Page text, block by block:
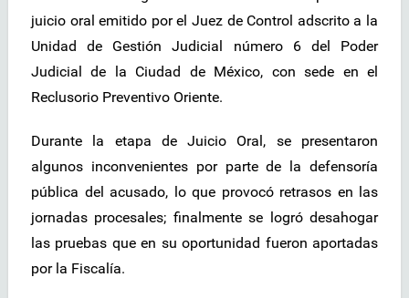
juicio oral emitido por el Juez de Control adscrito a la
Unidad de Gestión Judicial número 6 del Poder
Judicial de la Ciudad de México, con sede en el
Reclusorio Preventivo Oriente.
Durante la etapa de Juicio Oral, se presentaron
algunos inconvenientes por parte de la defensoría
pública del acusado, lo que provocó retrasos en las
jornadas procesales; finalmente se logró desahogar
las pruebas que en su oportunidad fueron aportadas
por la Fiscalía.